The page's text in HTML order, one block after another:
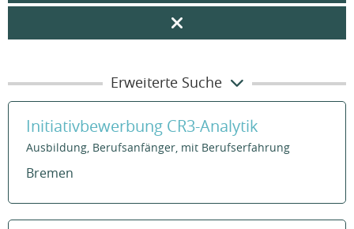
Erweiterte Suche
Initiativbewerbung CR3-Analytik
Ausbildung, Berufsanfänger, mit Berufserfahrung
Bremen